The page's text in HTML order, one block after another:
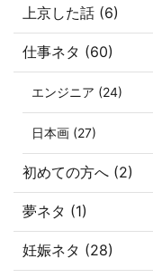
上京した話 (6)
仕事ネタ (60)
エンジニア (24)
日本画 (27)
初めての方へ (2)
夢ネタ (1)
妊娠ネタ (28)